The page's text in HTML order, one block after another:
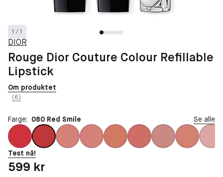
1 / 1
DIOR
Rouge Dior Couture Colour Refillable
Lipstick
Om produktet
(6)
Farge: 080 Red Smile Se alle
Test nå!
Pris: 599 kr
599 kr